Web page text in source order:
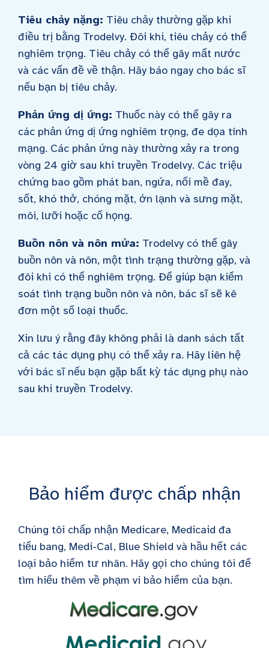
Tiêu chảy nặng: Tiêu chảy thường gặp khi
điều trị bằng Trodelvy. Đôi khi, tiêu chảy có thể
nghiêm trọng. Tiêu chảy có thể gây mất nước
và các vấn đề về thận. Hãy báo ngay cho bác sĩ
nếu bạn bị tiêu chảy.
Phản ứng dị ứng: Thuốc này có thể gây ra
các phản ứng dị ứng nghiêm trọng, đe dọa tính
mạng. Các phản ứng này thường xảy ra trong
vòng 24 giờ sau khi truyền Trodelvy. Các triệu
chứng bao gồm phát ban, ngứa, nổi mề đay,
sốt, khó thở, chóng mặt, ớn lạnh và sưng mặt,
môi, lưỡi hoặc cổ họng.
Buồn nôn và nôn mửa: Trodelvy có thể gây
buồn nôn và nôn, một tình trạng thường gặp, và
đôi khi có thể nghiêm trọng. Để giúp bạn kiểm
soát tình trạng buồn nôn và nôn, bác sĩ sẽ kê
đơn một số loại thuốc.
Xin lưu ý rằng đây không phải là danh sách tất
cả các tác dụng phụ có thể xảy ra. Hãy liên hệ
với bác sĩ nếu bạn gặp bất kỳ tác dụng phụ nào
sau khi truyền Trodelvy.
Bảo hiểm được chấp nhận
Chúng tôi chấp nhận Medicare, Medicaid đa
tiểu bang, Medi-Cal, Blue Shield và hầu hết các
loại bảo hiểm tư nhân. Hãy gọi cho chúng tôi để
tìm hiểu thêm về phạm vi bảo hiểm của bạn.